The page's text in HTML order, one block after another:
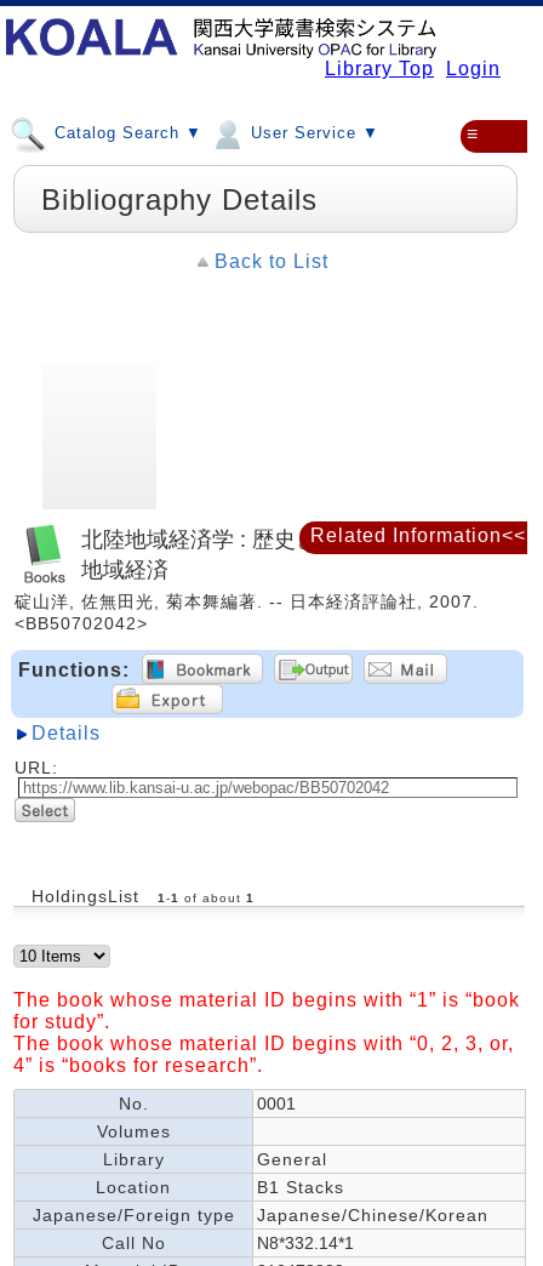
Library Top Login
Catalog Search ▼ User Service ▼ ≡
Bibliography Details
Back to List
北陸地域経済学 : 歴史と社会から理解する
地域経済
碇山洋, 佐無田光, 菊本舞編著. -- 日本経済評論社, 2007.
<BB50702042>
Functions:
Details
URL:
HoldingsList 1 -1 of about 1
The book whose material ID begins with “1” is “book
for study”.
The book whose material ID begins with “0, 2, 3, or,
4” is “books for research”.
No.
0001
Volumes
Library
General
Location
B1 Stacks
Japanese/Foreign type
Japanese/Chinese/Korean
Call No
N8*332.14*1
Related Information<<